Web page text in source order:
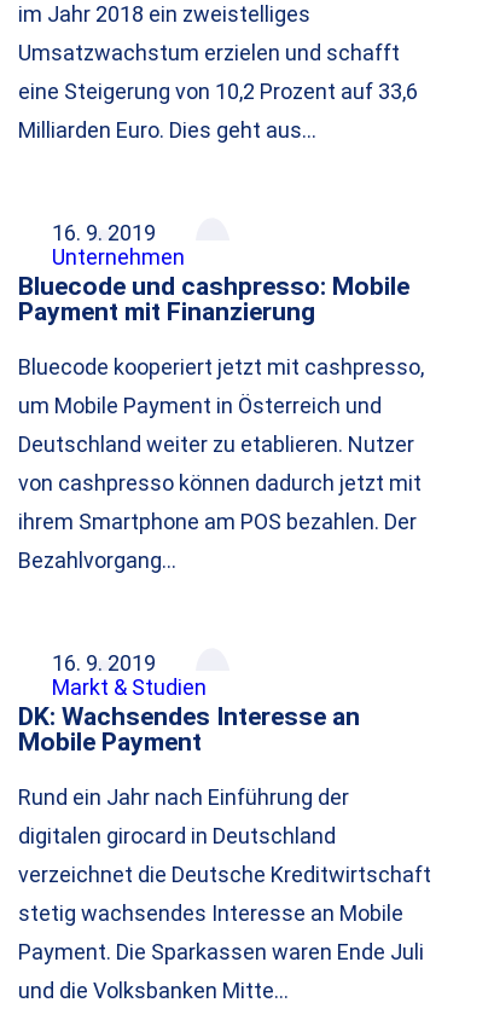
im Jahr 2018 ein zweistelliges
Umsatzwachstum erzielen und schafft
eine Steigerung von 10,2 Prozent auf 33,6
Milliarden Euro. Dies geht aus…
16. 9. 2019
Unternehmen
Bluecode und cashpresso: Mobile
Payment mit Finanzierung
Bluecode kooperiert jetzt mit cashpresso,
um Mobile Payment in Österreich und
Deutschland weiter zu etablieren. Nutzer
von cashpresso können dadurch jetzt mit
ihrem Smartphone am POS bezahlen. Der
Bezahlvorgang…
16. 9. 2019
Markt & Studien
DK: Wachsendes Interesse an
Mobile Payment
Rund ein Jahr nach Einführung der
digitalen girocard in Deutschland
verzeichnet die Deutsche Kreditwirtschaft
stetig wachsendes Interesse an Mobile
Payment. Die Sparkassen waren Ende Juli
und die Volksbanken Mitte…